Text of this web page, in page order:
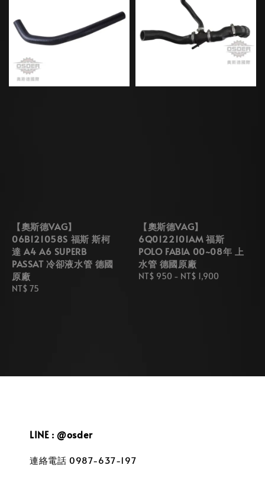
【奧斯德VAG】
06B121058S 福斯 斯柯
達 A4 A6 SUPERB
PASSAT 冷卻液水管 德國
原廠
Regular
NT$ 75
【奧斯德VAG】
6Q0122101AM 福斯
POLO FABIA 00~08年 上
水管 德國原廠
Regular
NT$ 950 - NT$ 1,900
LINE : @osder
連絡電話 0987-637-197